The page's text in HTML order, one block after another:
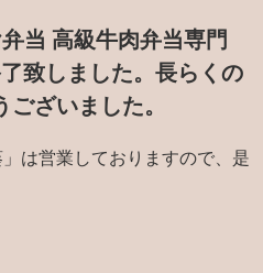
当 高級牛肉弁当専門
致しました。 長らくの
ざいました。
は営業しておりますので、是